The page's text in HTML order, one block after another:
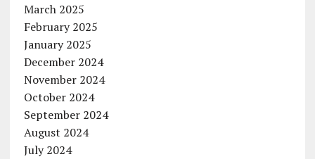
March 2025
February 2025
January 2025
December 2024
November 2024
October 2024
September 2024
August 2024
July 2024